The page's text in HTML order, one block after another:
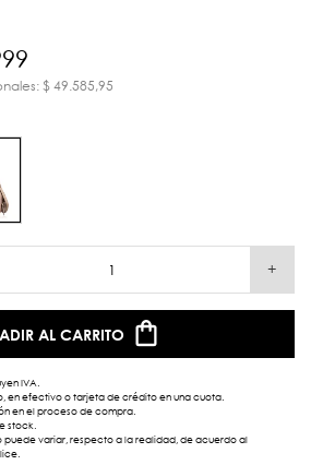
$ 49.585,95
+
AL CARRITO
IVA.
en efectivo o tarjeta de crédito en una cuota.
en el proceso de compra.
stock.
puede variar, respecto a la realidad, de acuerdo al